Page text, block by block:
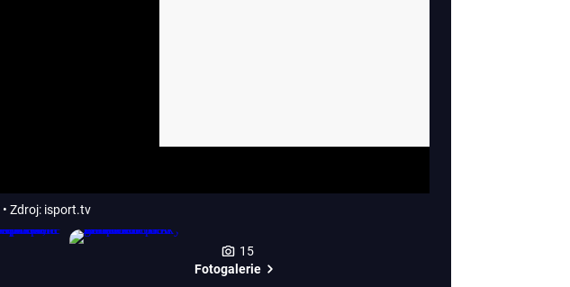
• Zdroj: isport.tv
15
Fotogalerie